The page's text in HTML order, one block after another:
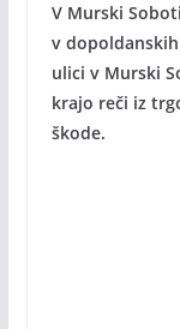
V Murski
v
ulici v Murski
krajo reči iz
škode.